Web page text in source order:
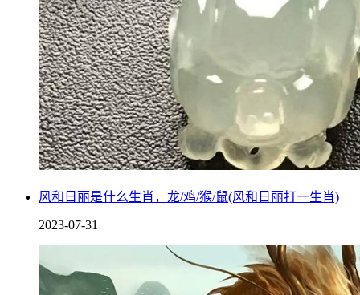
风和日丽是什么生肖，龙/鸡/猴/鼠(风和日丽打一生肖)
2023-07-31